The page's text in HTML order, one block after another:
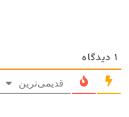
۱ دیدگاه
قدیمی‌ترین